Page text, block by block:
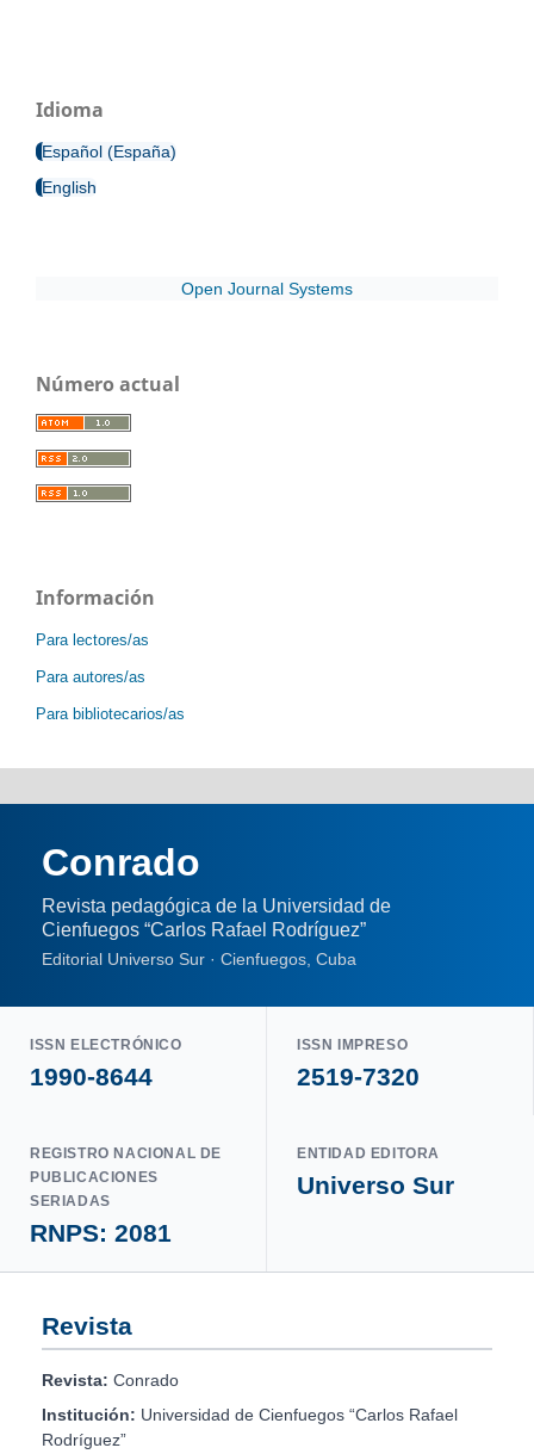
Idioma
Español (España)
English
Open Journal Systems
Número actual
Información
Para lectores/as
Para autores/as
Para bibliotecarios/as
Conrado
Revista pedagógica de la Universidad de
Cienfuegos “Carlos Rafael Rodríguez”
Editorial Universo Sur · Cienfuegos, Cuba
ISSN ELECTRÓNICO
1990-8644
ISSN IMPRESO
2519-7320
REGISTRO NACIONAL DE
PUBLICACIONES
SERIADAS
RNPS: 2081
ENTIDAD EDITORA
Universo Sur
Revista
Revista: Conrado
Institución: Universidad de Cienfuegos “Carlos Rafael
Rodríguez”